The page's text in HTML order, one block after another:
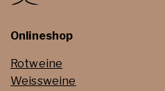
Onlineshop
Rotweine
Weissweine